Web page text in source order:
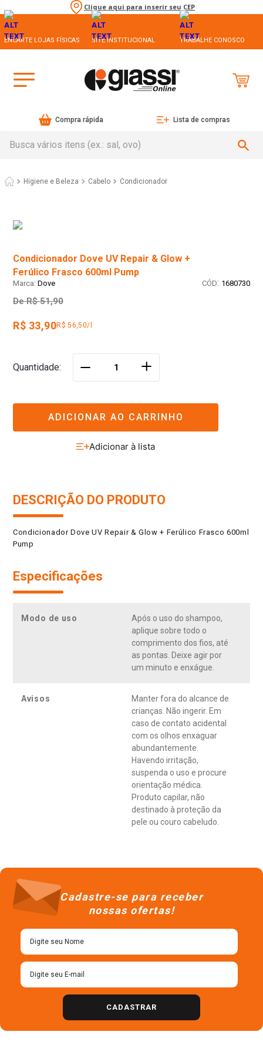
Clique aqui para inserir seu CEP
ENCARTE LOJAS FÍSICAS SITE INSTITUCIONAL TRABALHE CONOSCO
Compra rápida Lista de compras
Higiene e Beleza Cabelo Condicionador
Condicionador Dove UV Repair & Glow +
Ferúlico Frasco 600ml Pump
Dove : 1680730
De R$ 51,90
R$ 33,90R$ 56,50/l
Quantidade ＋
ADICIONAR AO CARRINHO
DESCRIÇÃO DO PRODUTO
Condicionador Dove UV Repair & Glow + Ferúlico Frasco 600ml
Pump
Especificações
Modo de uso
Após o uso do shampoo,
aplique sobre todo o
comprimento dos fios, até
as pontas. Deixe agir por
um minuto e enxágue.
Avisos
Manter fora do alcance de
crianças. Não ingerir. Em
caso de contato acidental
com os olhos enxaguar
abundantemente.
Havendo irritação,
suspenda o uso e procure
orientação médica.
Produto capilar, não
destinado à proteção da
pele ou couro cabeludo.
Cadastre-se para receber
nossas ofertas!
CADASTRAR